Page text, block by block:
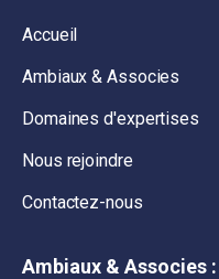
Accueil
Ambiaux & Associes
Domaines d'expertises
Nous rejoindre
Contactez-nous
Ambiaux & Associes :